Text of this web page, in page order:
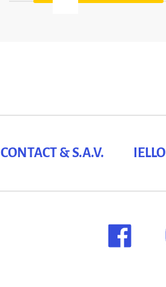
CONTACT & S.A.V. IELLO